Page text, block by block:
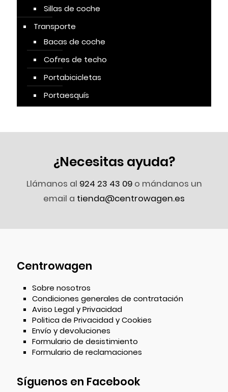
Sillas de coche
Transporte
Bacas de coche
Cofres de techo
Portabicicletas
Portaesquís
¿Necesitas ayuda?
Llámanos al 924 23 43 09o mándanos un
email a tienda@centrowagen.es
Centrowagen
Sobre nosotros
Condiciones generales de contratación
Aviso Legal y Privacidad
Politica de Privacidad y Cookies
Envío y devoluciones
Formulario de desistimiento
Formulario de reclamaciones
Síguenos en Facebook